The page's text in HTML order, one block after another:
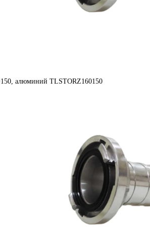
алюминий TLSTORZ160150